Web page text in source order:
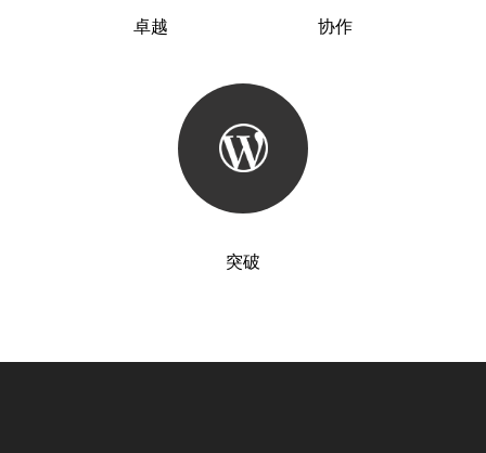
卓越 协作
突破